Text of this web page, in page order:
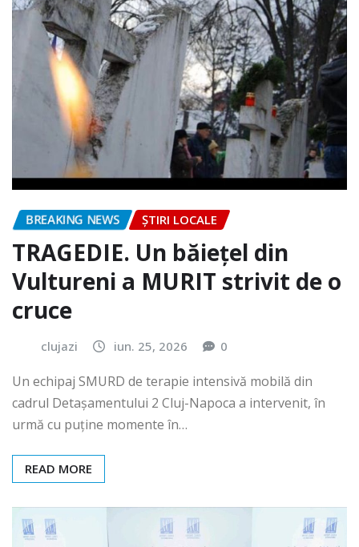
BREAKING NEWS ȘTIRI LOCALE
TRAGEDIE. Un băiețel din
Vultureni a MURIT strivit de o
cruce
clujazi iun. 25, 2026 0
Un echipaj SMURD de terapie intensivă mobilă din
cadrul Detașamentului 2 Cluj-Napoca a intervenit, în
urmă cu puține momente în…
READ MORE